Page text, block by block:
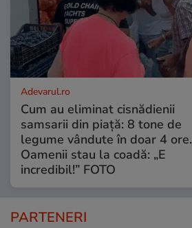
Adevarul.ro
Cum au eliminat cisnădienii
samsarii din piață: 8 tone de
legume vândute în doar 4 ore.
Oamenii stau la coadă: „E
incredibil!” FOTO
PARTENERI